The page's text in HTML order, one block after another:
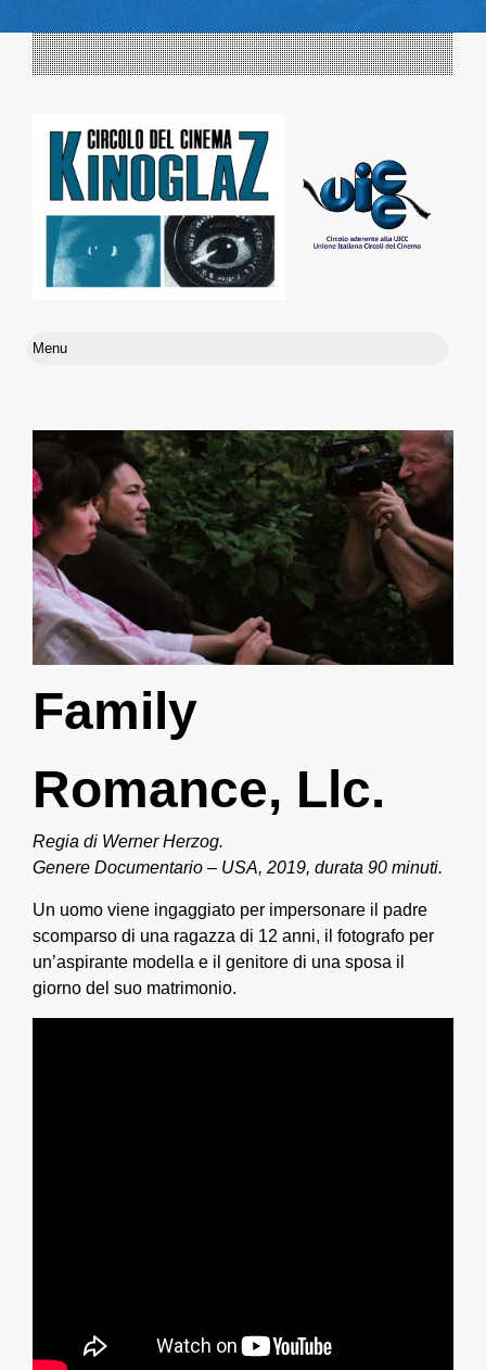
Family
Romance, Llc.
Regia di Werner Herzog.
Genere Documentario – USA, 2019, durata 90 minuti.
Un uomo viene ingaggiato per impersonare il padre
scomparso di una ragazza di 12 anni, il fotografo per
un’aspirante modella e il genitore di una sposa il
giorno del suo matrimonio.